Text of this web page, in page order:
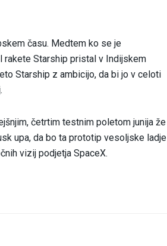
času. Medtem ko se je
Starship pristal v Indijskem
Starship z ambicijo, da bi jo v celoti
četrtim testnim poletom junija že
upa, da bo ta prototip vesoljske ladje
vizij podjetja SpaceX.